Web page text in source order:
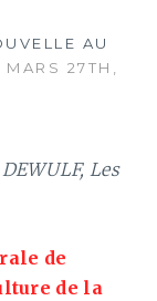
AU
27TH,
Les
de
de la